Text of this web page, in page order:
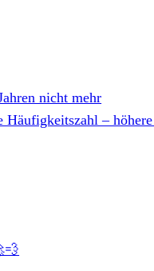
nicht mehr
–